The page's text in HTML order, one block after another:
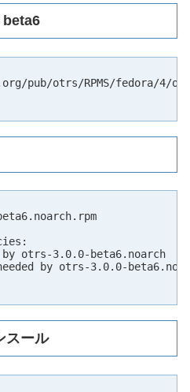
beta6
pub/otrs/RPMS/fedora/4/
by otrs-3.0.0-beta6.noarch
by otrs-3.0.0-
スール